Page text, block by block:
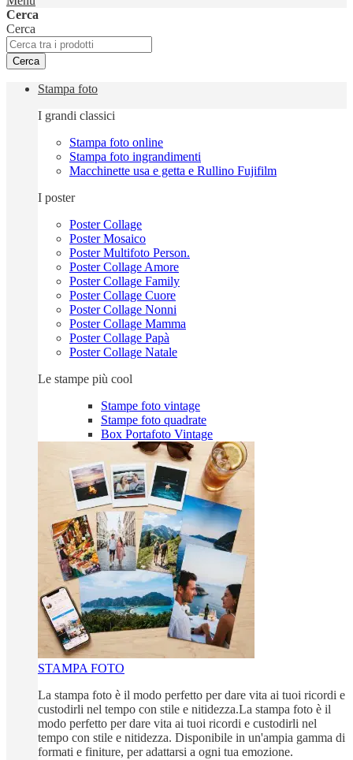
Cerca
Cerca
Cerca
Stampa foto
I grandi classici
Stampa foto online
Stampa foto ingrandimenti
Macchinette usa e getta e Rullino Fujifilm
I poster
Poster Collage
Poster Mosaico
Poster Multifoto Person.
Poster Collage Amore
Poster Collage Family
Poster Collage Cuore
Poster Collage Nonni
Poster Collage Mamma
Poster Collage Papà
Poster Collage Natale
Le stampe più cool
Stampe foto vintage
Stampe foto quadrate
Box Portafoto Vintage
STAMPA FOTO
La stampa foto è il modo perfetto per dare vita ai tuoi ricordi e
custodirli nel tempo con stile e nitidezza.La stampa foto è il
modo perfetto per dare vita ai tuoi ricordi e custodirli nel
tempo con stile e nitidezza. Disponibile in un'ampia gamma di
formati e finiture, per adattarsi a ogni tua emozione.